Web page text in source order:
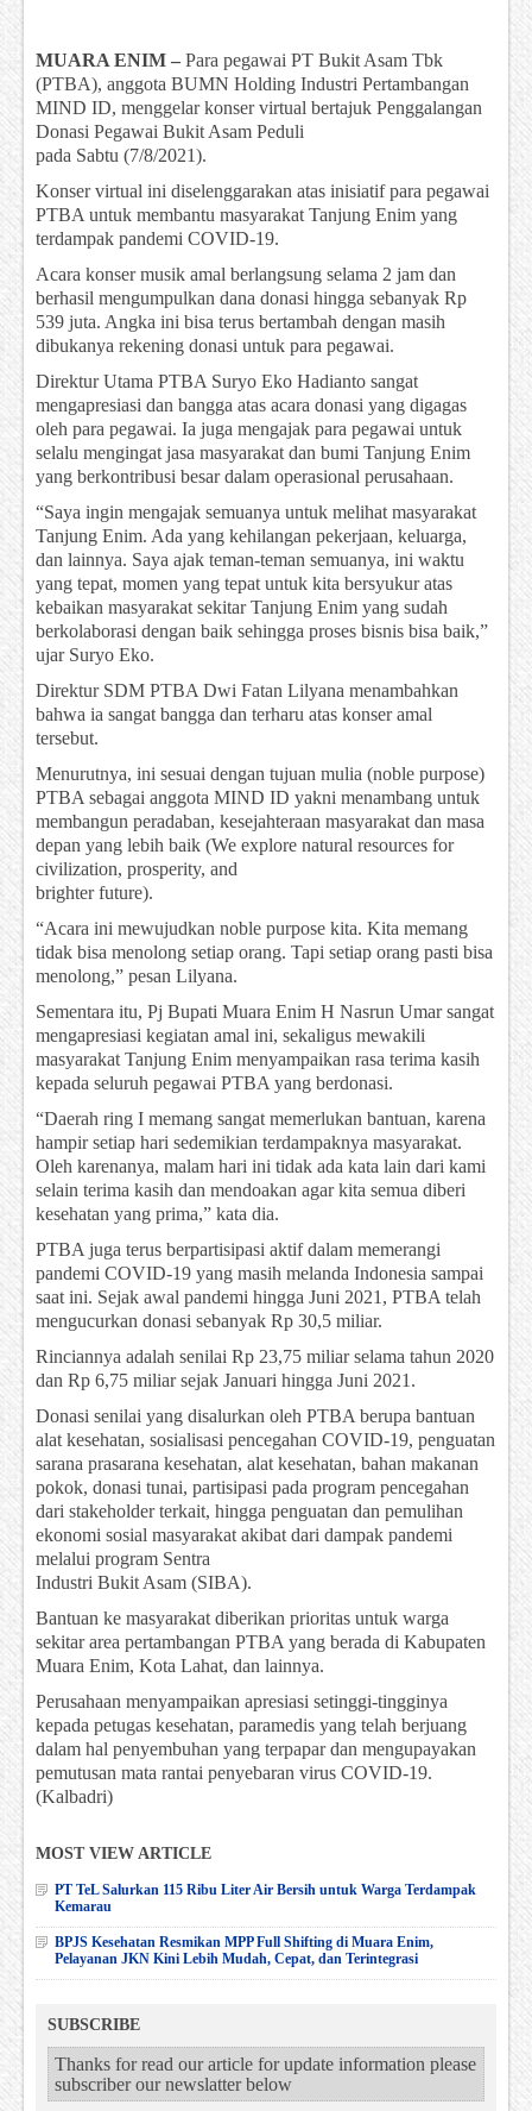
MUARA ENIM – Para pegawai PT Bukit Asam Tbk
(PTBA), anggota BUMN Holding Industri Pertambangan
MIND ID, menggelar konser virtual bertajuk Penggalangan
Donasi Pegawai Bukit Asam Peduli
pada Sabtu (7/8/2021).
Konser virtual ini diselenggarakan atas inisiatif para pegawai
PTBA untuk membantu masyarakat Tanjung Enim yang
terdampak pandemi COVID-19.
Acara konser musik amal berlangsung selama 2 jam dan
berhasil mengumpulkan dana donasi hingga sebanyak Rp
539 juta. Angka ini bisa terus bertambah dengan masih
dibukanya rekening donasi untuk para pegawai.
Direktur Utama PTBA Suryo Eko Hadianto sangat
mengapresiasi dan bangga atas acara donasi yang digagas
oleh para pegawai. Ia juga mengajak para pegawai untuk
selalu mengingat jasa masyarakat dan bumi Tanjung Enim
yang berkontribusi besar dalam operasional perusahaan.
“Saya ingin mengajak semuanya untuk melihat masyarakat
Tanjung Enim. Ada yang kehilangan pekerjaan, keluarga,
dan lainnya. Saya ajak teman-teman semuanya, ini waktu
yang tepat, momen yang tepat untuk kita bersyukur atas
kebaikan masyarakat sekitar Tanjung Enim yang sudah
berkolaborasi dengan baik sehingga proses bisnis bisa baik,”
ujar Suryo Eko.
Direktur SDM PTBA Dwi Fatan Lilyana menambahkan
bahwa ia sangat bangga dan terharu atas konser amal
tersebut.
Menurutnya, ini sesuai dengan tujuan mulia (noble purpose)
PTBA sebagai anggota MIND ID yakni menambang untuk
membangun peradaban, kesejahteraan masyarakat dan masa
depan yang lebih baik (We explore natural resources for
civilization, prosperity, and
brighter future).
“Acara ini mewujudkan noble purpose kita. Kita memang
tidak bisa menolong setiap orang. Tapi setiap orang pasti bisa
menolong,” pesan Lilyana.
Sementara itu, Pj Bupati Muara Enim H Nasrun Umar sangat
mengapresiasi kegiatan amal ini, sekaligus mewakili
masyarakat Tanjung Enim menyampaikan rasa terima kasih
kepada seluruh pegawai PTBA yang berdonasi.
“Daerah ring I memang sangat memerlukan bantuan, karena
hampir setiap hari sedemikian terdampaknya masyarakat.
Oleh karenanya, malam hari ini tidak ada kata lain dari kami
selain terima kasih dan mendoakan agar kita semua diberi
kesehatan yang prima,” kata dia.
PTBA juga terus berpartisipasi aktif dalam memerangi
pandemi COVID-19 yang masih melanda Indonesia sampai
saat ini. Sejak awal pandemi hingga Juni 2021, PTBA telah
mengucurkan donasi sebanyak Rp 30,5 miliar.
Rinciannya adalah senilai Rp 23,75 miliar selama tahun 2020
dan Rp 6,75 miliar sejak Januari hingga Juni 2021.
Donasi senilai yang disalurkan oleh PTBA berupa bantuan
alat kesehatan, sosialisasi pencegahan COVID-19, penguatan
sarana prasarana kesehatan, alat kesehatan, bahan makanan
pokok, donasi tunai, partisipasi pada program pencegahan
dari stakeholder terkait, hingga penguatan dan pemulihan
ekonomi sosial masyarakat akibat dari dampak pandemi
melalui program Sentra
Industri Bukit Asam (SIBA).
Bantuan ke masyarakat diberikan prioritas untuk warga
sekitar area pertambangan PTBA yang berada di Kabupaten
Muara Enim, Kota Lahat, dan lainnya.
Perusahaan menyampaikan apresiasi setinggi-tingginya
kepada petugas kesehatan, paramedis yang telah berjuang
dalam hal penyembuhan yang terpapar dan mengupayakan
pemutusan mata rantai penyebaran virus COVID-19.
(Kalbadri)
MOST VIEW ARTICLE
PT TeL Salurkan 115 Ribu Liter Air Bersih untuk Warga Terdampak
Kemarau
BPJS Kesehatan Resmikan MPP Full Shifting di Muara Enim,
Pelayanan JKN Kini Lebih Mudah, Cepat, dan Terintegrasi
SUBSCRIBE
Thanks for read our article for update information please
subscriber our newslatter below